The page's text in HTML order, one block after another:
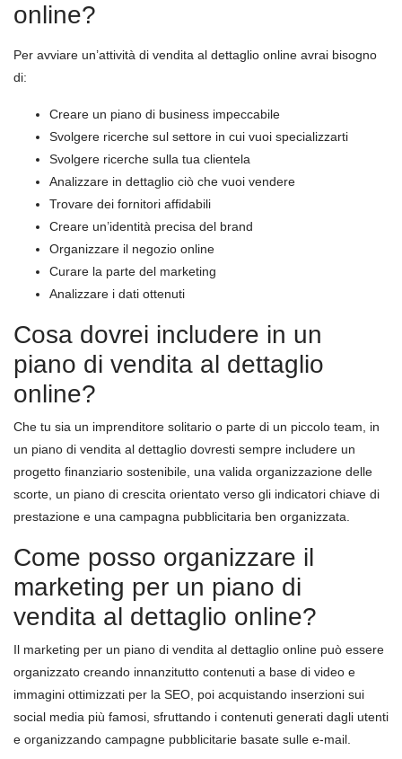
online?
Per avviare un’attività di vendita al dettaglio online avrai bisogno
di:
Creare un piano di business impeccabile
Svolgere ricerche sul settore in cui vuoi specializzarti
Svolgere ricerche sulla tua clientela
Analizzare in dettaglio ciò che vuoi vendere
Trovare dei fornitori affidabili
Creare un’identità precisa del brand
Organizzare il negozio online
Curare la parte del marketing
Analizzare i dati ottenuti
Cosa dovrei includere in un
piano di vendita al dettaglio
online?
Che tu sia un imprenditore solitario o parte di un piccolo team, in
un piano di vendita al dettaglio dovresti sempre includere un
progetto finanziario sostenibile, una valida organizzazione delle
scorte, un piano di crescita orientato verso gli indicatori chiave di
prestazione e una campagna pubblicitaria ben organizzata.
Come posso organizzare il
marketing per un piano di
vendita al dettaglio online?
Il marketing per un piano di vendita al dettaglio online può essere
organizzato creando innanzitutto contenuti a base di video e
immagini ottimizzati per la SEO, poi acquistando inserzioni sui
social media più famosi, sfruttando i contenuti generati dagli utenti
e organizzando campagne pubblicitarie basate sulle e-mail.